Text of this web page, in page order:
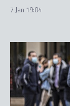
7 Jan 19:04